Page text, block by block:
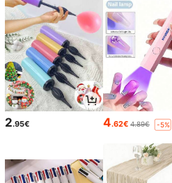
2.95€ 4.62€ 4.89€ -5%